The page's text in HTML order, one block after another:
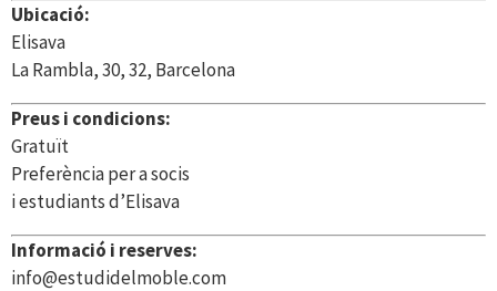
Ubicació:
Elisava
La Rambla, 30, 32, Barcelona
Preus i condicions:
Gratuït
Preferència per a socis
i estudiants d’Elisava
Informació i reserves:
info@estudidelmoble.com